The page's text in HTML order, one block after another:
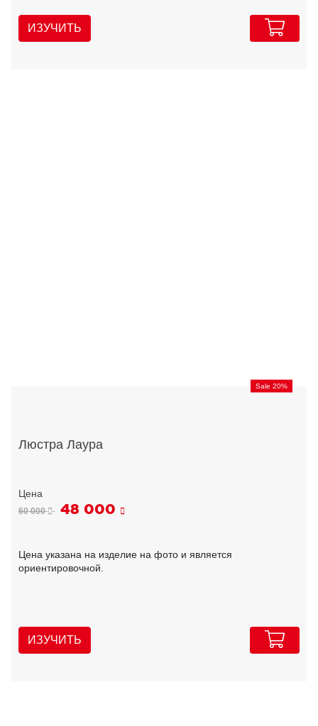
ИЗУЧИТЬ
Sale 20%
Люстра Лаура
60 000 48 000
Цена указана на изделие на фото и является
ориентировочной.
ИЗУЧИТЬ